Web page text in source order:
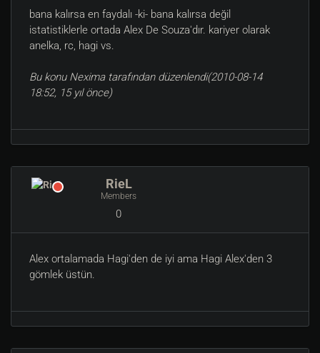
bana kalırsa en faydalı -ki- bana kalırsa değil
istatistiklerle ortada Alex De Souza'dır. kariyer olarak
anelka, rc, hagi vs.
Bu konu Nexima tarafından düzenlendi(2010-08-14
18:52, 15 yıl önce)
RieL
Members
0
Alex ortalamada Hagi'den de iyi ama Hagi Alex'den 3
gömlek üstün.